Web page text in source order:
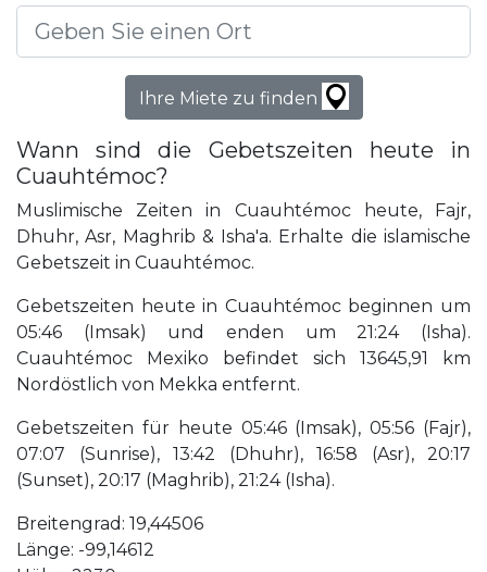
Ihre Miete zu finden
Wann sind die Gebetszeiten heute in
Cuauhtémoc?
Muslimische Zeiten in Cuauhtémoc heute, Fajr,
Dhuhr, Asr, Maghrib & Isha'a. Erhalte die islamische
Gebetszeit in Cuauhtémoc.
Gebetszeiten heute in Cuauhtémoc beginnen um
05:46 (Imsak) und enden um 21:24 (Isha).
Cuauhtémoc Mexiko befindet sich 13645,91 km
Nordöstlich von Mekka entfernt.
Gebetszeiten für heute 05:46 (Imsak), 05:56 (Fajr),
07:07 (Sunrise), 13:42 (Dhuhr), 16:58 (Asr), 20:17
(Sunset), 20:17 (Maghrib), 21:24 (Isha).
Breitengrad: 19,44506
Länge: -99,14612